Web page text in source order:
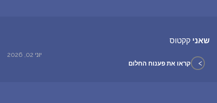
שאני קקטוס
יוני 02, 2026
> קראו את פענוח החלום